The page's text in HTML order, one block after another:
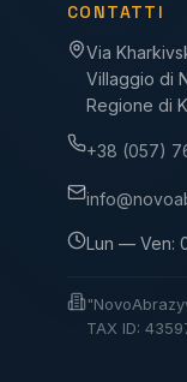
CONTATTI
Via
Villaggio di
Regione di
+38 (057)
Lun — Ven:
TAX ID: